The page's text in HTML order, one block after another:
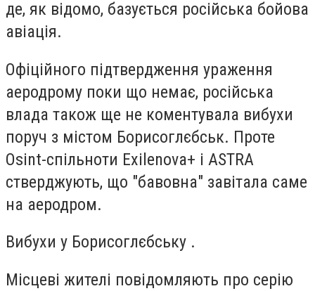
де, як відомо, базується російська бойова
авіація.
Офіційного підтвердження ураження
аеродрому поки що немає, російська
влада також ще не коментувала вибухи
поруч з містом Борисоглєбськ. Проте
Osint-спільноти Exilenova+ і ASTRA
стверджують, що "бавовна" завітала саме
на аеродром.
Вибухи у Борисоглєбську .
Місцеві жителі повідомляють про серію